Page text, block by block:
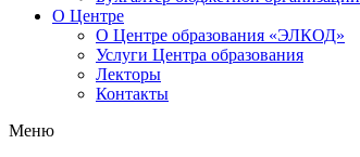
О Центре
О Центре образования «ЭЛКОД»
Услуги Центра образования
Лекторы
Контакты
Меню